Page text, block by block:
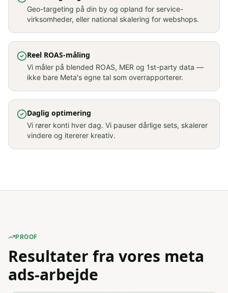
Geo-targeting på din by og opland for service-
virksomheder, eller national skalering for webshops.
Reel ROAS-måling
Vi måler på blended ROAS, MER og 1st-party data —
ikke bare Meta's egne tal som overrapporterer.
Daglig optimering
Vi rører konti hver dag. Vi pauser dårlige sets, skalerer
vindere og itererer kreativ.
PROOF
Resultater fra vores meta
ads-arbejde